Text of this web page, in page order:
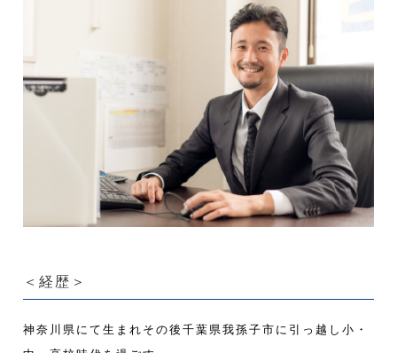
＜経歴＞
神奈川県にて生まれその後千葉県我孫子市に引っ越し小・